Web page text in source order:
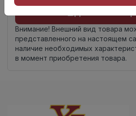
Внимание! Внешний вид товара
представленного на настоящем
наличие необходимых
в момент приобретения товара.